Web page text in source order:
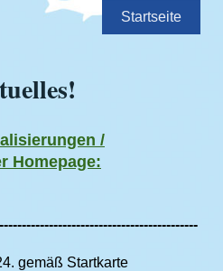
Startseite
/
Homepage:
gemäß Startkarte